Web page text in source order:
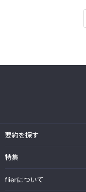
要約を探す
特集
flierについて